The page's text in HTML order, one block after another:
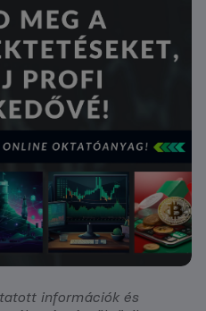
információk és